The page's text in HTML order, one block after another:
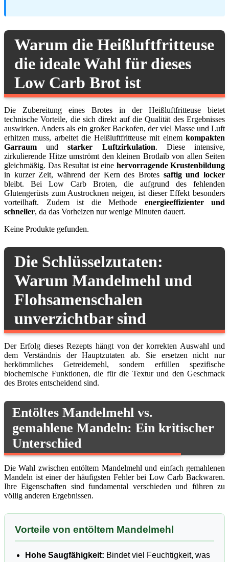
Warum die Heißluftfritteuse
die ideale Wahl für dieses
Low Carb Brot ist
Die Zubereitung eines Brotes in der Heißluftfritteuse bietet
technische Vorteile, die sich direkt auf die Qualität des Ergebnisses
auswirken. Anders als ein großer Backofen, der viel Masse und Luft
erhitzen muss, arbeitet die Heißluftfritteuse mit einem kompakten
Garraum undstarker Luftzirkulation. Diese intensive,
zirkulierende Hitze umströmt den kleinen Brotlaib von allen Seiten
gleichmäßig. Das Resultat ist eine hervorragende Krustenbildung
in kurzer Zeit, während der Kern des Brotes saftig und locker
bleibt. Bei Low Carb Broten, die aufgrund des fehlenden
Glutengerüsts zum Austrocknen neigen, ist dieser Effekt besonders
vorteilhaft. Zudem ist die Methode energieeffizienter und
schneller, da das Vorheizen nur wenige Minuten dauert.
Keine Produkte gefunden.
Die Schlüsselzutaten:
Warum Mandelmehl und
Flohsamenschalen
unverzichtbar sind
Der Erfolg dieses Rezepts hängt von der korrekten Auswahl und
dem Verständnis der Hauptzutaten ab. Sie ersetzen nicht nur
herkömmliches Getreidemehl, sondern erfüllen spezifische
biochemische Funktionen, die für die Textur und den Geschmack
des Brotes entscheidend sind.
Entöltes Mandelmehl vs.
gemahlene Mandeln: Ein kritischer
Unterschied
Die Wahl zwischen entöltem Mandelmehl und einfach gemahlenen
Mandeln ist einer der häufigsten Fehler bei Low Carb Backwaren.
Ihre Eigenschaften sind fundamental verschieden und führen zu
völlig anderen Ergebnissen.
Vorteile von entöltem Mandelmehl
Hohe Saugfähigkeit: Bindet viel Feuchtigkeit, was